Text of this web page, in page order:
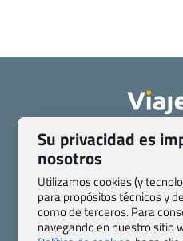
Quienes
Pasaporte, Visado, Salud y
Blog de Viajes.com
Preguntas frecuentes
Política de privacidad y
Su privacidad es
nosotros
Utilizamos cookies (y
para propósitos técnicos y
como de terceros. Para
navegando en nuestro sitio